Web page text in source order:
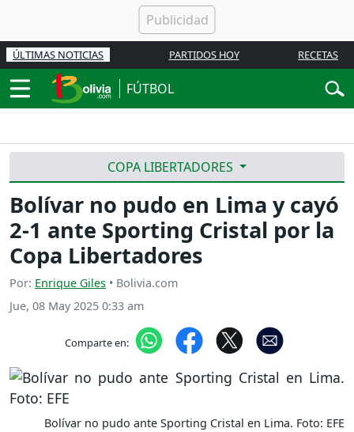
ÚLTIMAS NOTICIAS PARTIDOS HOY RECETAS
FÚTBOL
COPA LIBERTADORES
Bolívar no pudo en Lima y cayó
2-1 ante Sporting Cristal por la
Copa Libertadores
Por: Enrique Giles • Bolivia.com
Jue, 08 May 2025 0:33 am
Comparte en:
Bolívar no pudo ante Sporting Cristal en Lima. Foto: EFE